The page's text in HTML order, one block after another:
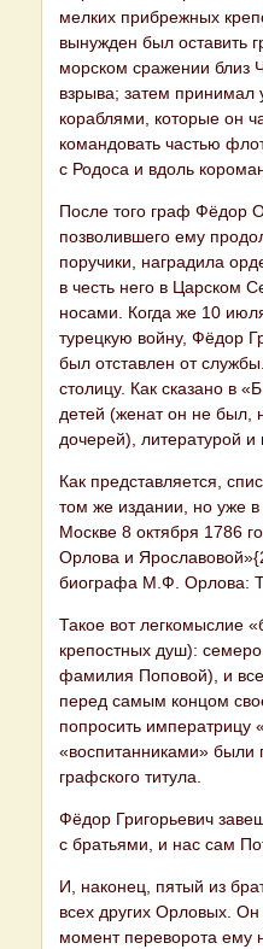
мелких прибрежных
вынужден был оставить
морском сражении близ
взрыва; затем принимал
кораблями, которые он
командовать частью
с Родоса и вдоль
После того граф Фёдор
позволившего ему
поручики, наградила
в честь него в Царском
носами. Когда же 10
турецкую войну, Фёдор
был отставлен от
столицу. Как сказано в
детей (женат он не был,
дочерей), литературой и
Как представляется,
том же издании, но уже
Москве 8 октября 1786
Орлова и
биографа М.Ф. Орлова:
Такое вот легкомыслие
крепостных душ):
фамилия Поповой), и
перед самым концом
попросить императрицу
«воспитанниками»
графского титула.
Фёдор Григорьевич
с братьями, и нас сам
И, наконец, пятый из
всех других Орловых.
момент переворота ему